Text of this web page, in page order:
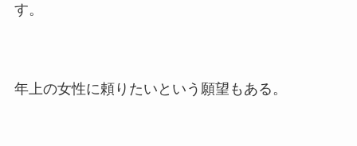
す。
年上の女性に頼りたいという願望もある。